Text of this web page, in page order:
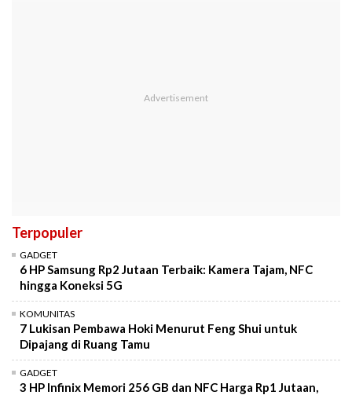
Terpopuler
GADGET
6 HP Samsung Rp2 Jutaan Terbaik: Kamera Tajam, NFC
hingga Koneksi 5G
KOMUNITAS
7 Lukisan Pembawa Hoki Menurut Feng Shui untuk
Dipajang di Ruang Tamu
GADGET
3 HP Infinix Memori 256 GB dan NFC Harga Rp1 Jutaan,